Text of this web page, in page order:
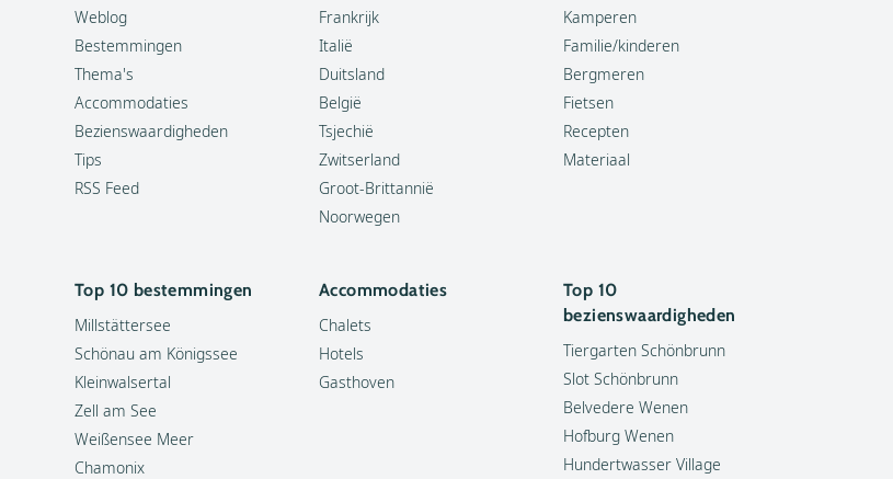
Weblog
Bestemmingen
Thema's
Accommodaties
Bezienswaardigheden
Tips
RSS Feed
Frankrijk
Italië
Duitsland
België
Tsjechië
Zwitserland
Groot-Brittannië
Noorwegen
Kamperen
Familie/kinderen
Bergmeren
Fietsen
Recepten
Materiaal
Top 10 bestemmingen
Millstättersee
Schönau am Königssee
Kleinwalsertal
Zell am See
Weißensee Meer
Chamonix
Accommodaties
Chalets
Hotels
Gasthoven
Top 10
bezienswaardigheden
Tiergarten Schönbrunn
Slot Schönbrunn
Belvedere Wenen
Hofburg Wenen
Hundertwasser Village